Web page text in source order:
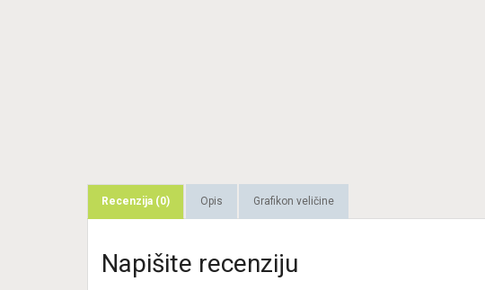
Recenzija (0) Opis Grafikon veličine
Napišite recenziju